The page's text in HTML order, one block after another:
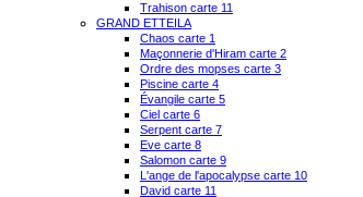
Trahison carte 11
GRAND ETTEILA
Chaos carte 1
Maçonnerie d'Hiram carte 2
Ordre des mopses carte 3
Piscine carte 4
Évangile carte 5
Ciel carte 6
Serpent carte 7
Eve carte 8
Salomon carte 9
L'ange de l'apocalypse carte 10
David carte 11